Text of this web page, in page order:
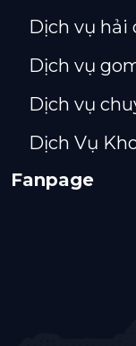
Dịch vụ hải
Dịch vụ
Dịch vụ
Dịch Vụ
Fanpage